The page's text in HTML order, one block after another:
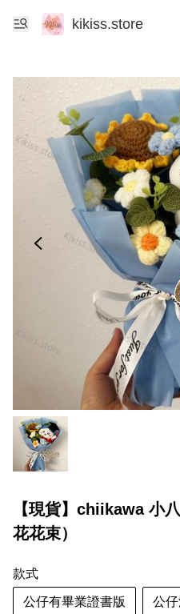
kikiss.store
【現貨】chiikawa 小
花花束）
款式
公仔有畢業證書版 公